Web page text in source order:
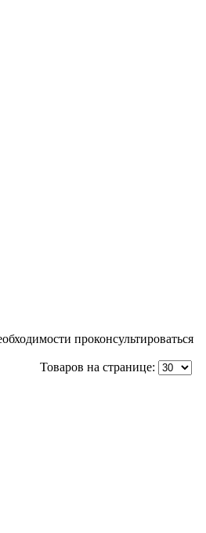
проконсультироваться
Товаров на странице: